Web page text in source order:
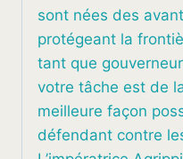
sont nées des
protégeant la
tant que
votre tâche est de
meilleure façon
défendant contre